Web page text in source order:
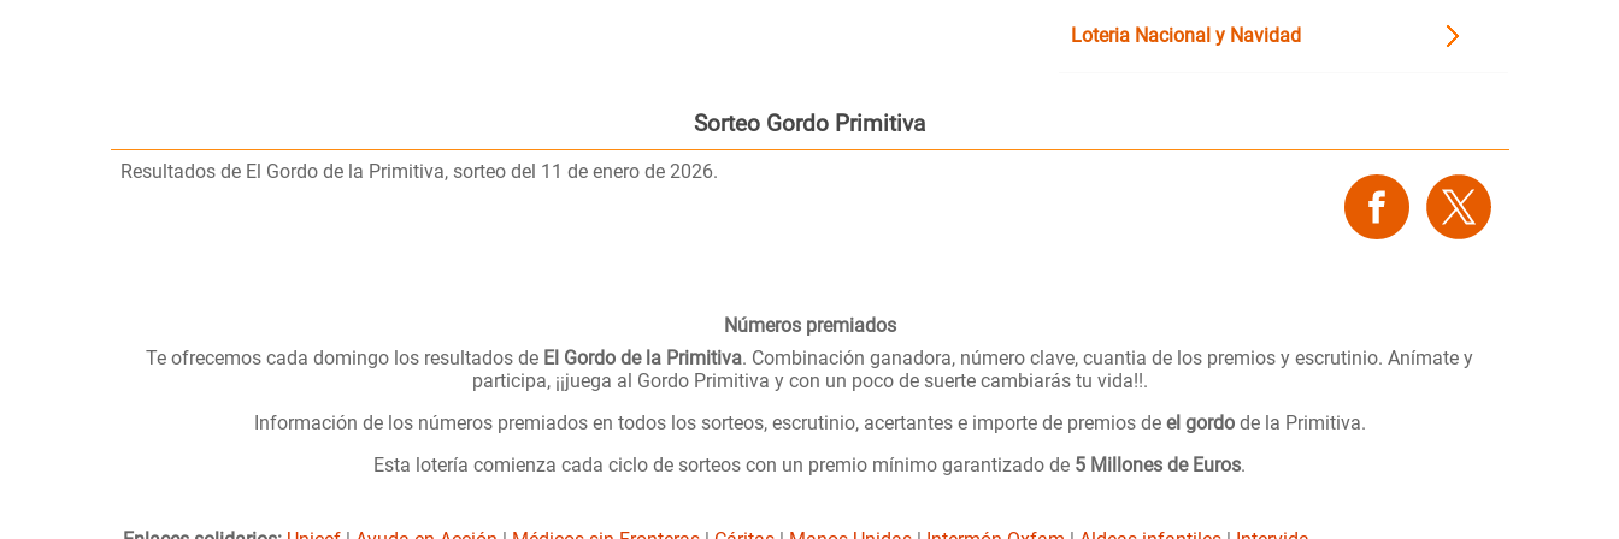
Sorteo Gordo Primitiva
Resultados de El Gordo de la Primitiva, sorteo del 11 de enero de 2026.
Loteria Nacional y Navidad
Números premiados
Te ofrecemos cada domingo los resultados de El Gordo de la Primitiva. Combinación ganadora, número clave, cuantia de los premios y escrutinio. Anímate y
participa, ¡¡juega al Gordo Primitiva y con un poco de suerte cambiarás tu vida!!.
Información de los números premiados en todos los sorteos, escrutinio, acertantes e importe de premios de el gordode la Primitiva.
Esta lotería comienza cada ciclo de sorteos con un premio mínimo garantizado de 5 Millones de Euros.